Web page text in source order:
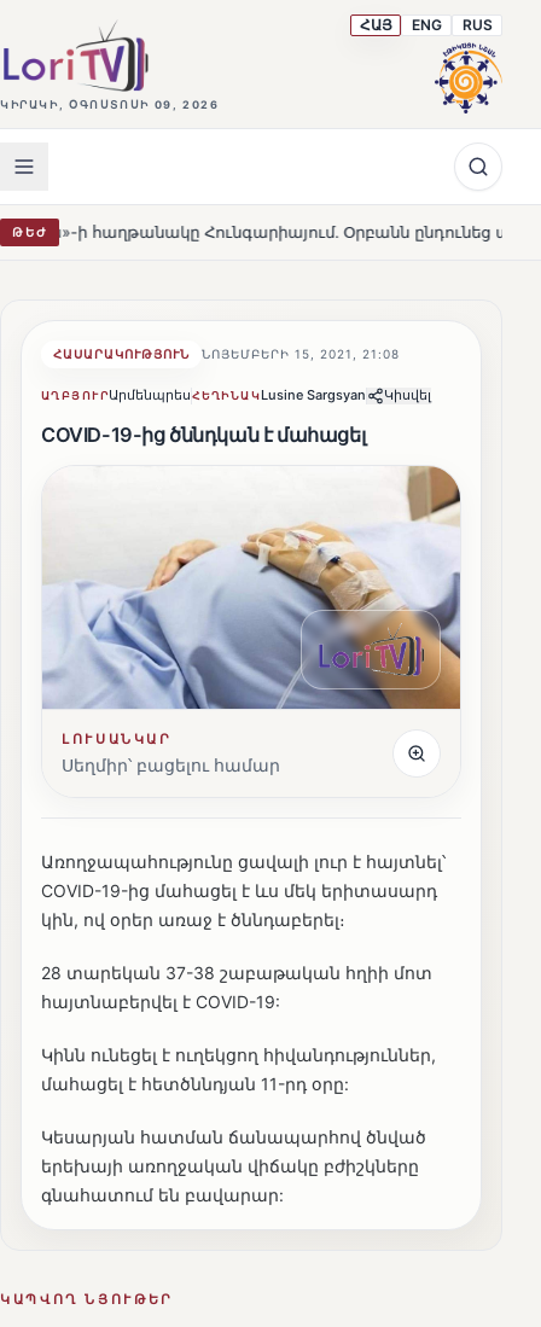
ԿԻՐԱԿԻ, ՕԳՈՍՏՈՍԻ 09, 2026
ՀԱՅ ENG RUS
ԹԵԺ Հունգարիայում․ Օրբանն ընդունեց պարտությունը
ՀԱՍԱՐԱԿՈՒԹՅՈՒՆ ՆՈՅԵՄԲԵՐԻ 15, 2021, 21:08
ԱՂԲՅՈՒՐԱրմենպրեսՀԵՂԻՆԱԿLusine Sargsyan Կիսվել
COVID-19-ից ծննդկան է մահացել
ԼՈՒՍԱՆԿԱՐ
Սեղմիր՝ բացելու համար
Առողջապահությունը ցավալի լուր է հայտնել՝
COVID-19-ից մահացել է ևս մեկ երիտասարդ
կին, ով օրեր առաջ է ծննդաբերել։
28 տարեկան 37-38 շաբաթական հղիի մոտ
հայտնաբերվել է COVID-19:
Կինն ունեցել է ուղեկցող հիվանդություններ,
մահացել է հետծննդյան 11-րդ օրը:
Կեսարյան հատման ճանապարհով ծնված
երեխայի առողջական վիճակը բժիշկները
գնահատում են բավարար:
ԿԱՊՎՈՂ ՆՅՈՒԹԵՐ